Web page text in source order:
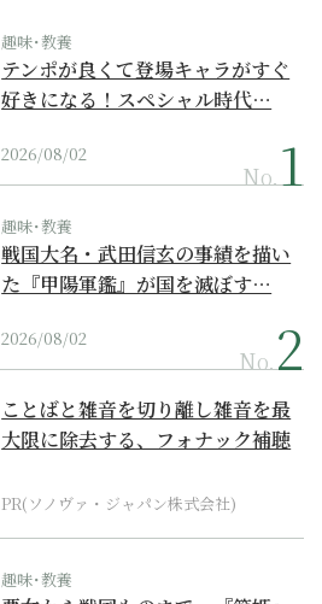
趣味･教養
テンポが良くて登場キャラがすぐ
好きになる！スペシャル時代…
2026/08/02
No.
趣味･教養
戦国大名・武田信玄の事績を描い
た『甲陽軍鑑』が国を滅ぼす…
2026/08/02
No.
ことばと雑音を切り離し雑音を最
大限に除去する、フォナック補聴
PR(ソノヴァ・ジャパン株式会社)
趣味･教養